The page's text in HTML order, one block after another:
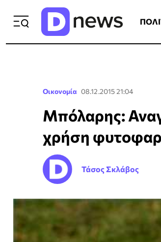
Οικονομία 08.12.2015 21:04
Μπόλαρης:
χρήση
Τάσος Σκλάβος